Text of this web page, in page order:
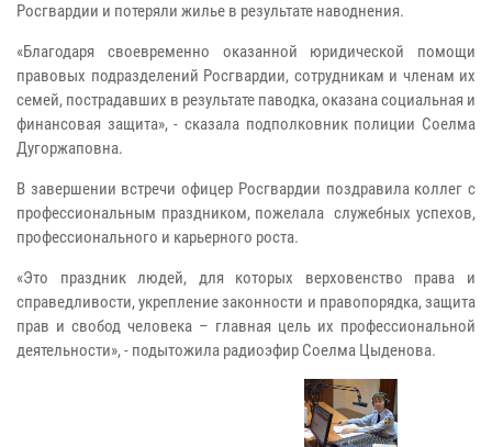
Росгвардии и потеряли жилье в результате наводнения.
«Благодаря своевременно оказанной юридической помощи
правовых подразделений Росгвардии, сотрудникам и членам их
семей, пострадавших в результате паводка, оказана социальная и
финансовая защита», - сказала подполковник полиции Соелма
Дугоржаповна.
В завершении встречи офицер Росгвардии поздравила коллег с
профессиональным праздником, пожелала служебных успехов,
профессионального и карьерного роста.
«Это праздник людей, для которых верховенство права и
справедливости, укрепление законности и правопорядка, защита
прав и свобод человека – главная цель их профессиональной
деятельности», - подытожила радиоэфир Соелма Цыденова.